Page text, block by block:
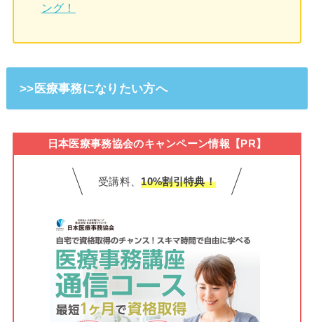
ング！
>>医療事務になりたい方へ
日本医療事務協会のキャンペーン情報【PR】
受講料、10%割引特典！